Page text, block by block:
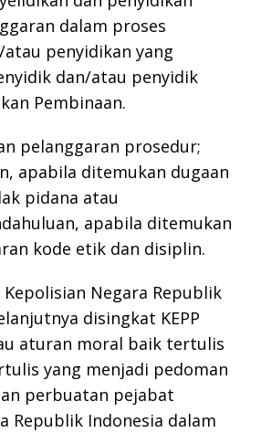
dalam proses
penyidikan yang
dan/atau penyidik
Pembinaan.
pelanggaran prosedur;
apabila ditemukan dugaan
pidana atau
apabila ditemukan
kode etik dan disiplin.
Negara Republik
disingkat KEPP
aturan moral baik tertulis
yang menjadi pedoman
perbuatan pejabat
Republik Indonesia dalam